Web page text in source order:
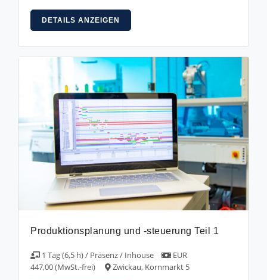
DETAILS ANZEIGEN
Produktionsplanung und -steuerung Teil 1
1 Tag (6,5 h) / Präsenz / Inhouse
EUR
447,00 (MwSt.-frei)
Zwickau, Kornmarkt 5